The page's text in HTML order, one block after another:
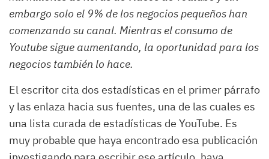
embargo solo el 9% de los negocios pequeños han
comenzando su canal. Mientras el consumo de
Youtube sigue aumentando, la oportunidad para los
negocios también lo hace.
El escritor cita dos estadísticas en el primer párrafo
y las enlaza hacia sus fuentes, una de las cuales es
una lista curada de estadísticas de YouTube. Es
muy probable que haya encontrado esa publicación